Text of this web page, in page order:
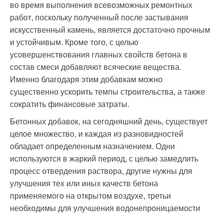
во время выполнения всевозможных ремонтных
работ, поскольку полученный после застывания
искусственный камень, является достаточно прочным
и устойчивым. Кроме того, с целью
усовершенствования главных свойств бетона в
состав смеси добавляют всяческие вещества.
Именно благодаря этим добавкам можно
существенно ускорить темпы строительства, а также
сократить финансовые затраты.
Бетонных добавок, на сегодняшний день, существует
целое множество, и каждая из разновидностей
обладает определенным назначением. Одни
используются в жаркий период, с целью замедлить
процесс отвердения раствора, другие нужны для
улучшения тех или иных качеств бетона
применяемого на открытом воздухе, третьи
необходимы для улучшения водонепроницаемости